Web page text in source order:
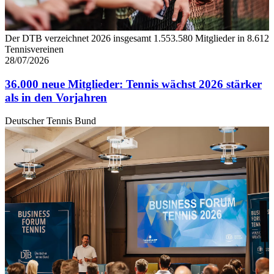
Der DTB verzeichnet 2026 insgesamt 1.553.580 Mitglieder in 8.612
Tennisvereinen
28/07/2026
36.000 neue Mitglieder: Tennis wächst 2026 stärker
als in den Vorjahren
Deutscher Tennis Bund